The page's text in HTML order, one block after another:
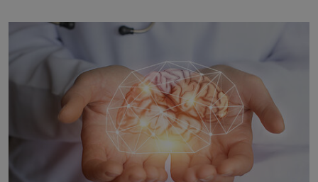
král. Nebo že by ne? Mongolové od roku 1223
postupují podél Kaspického a Azovského moře,